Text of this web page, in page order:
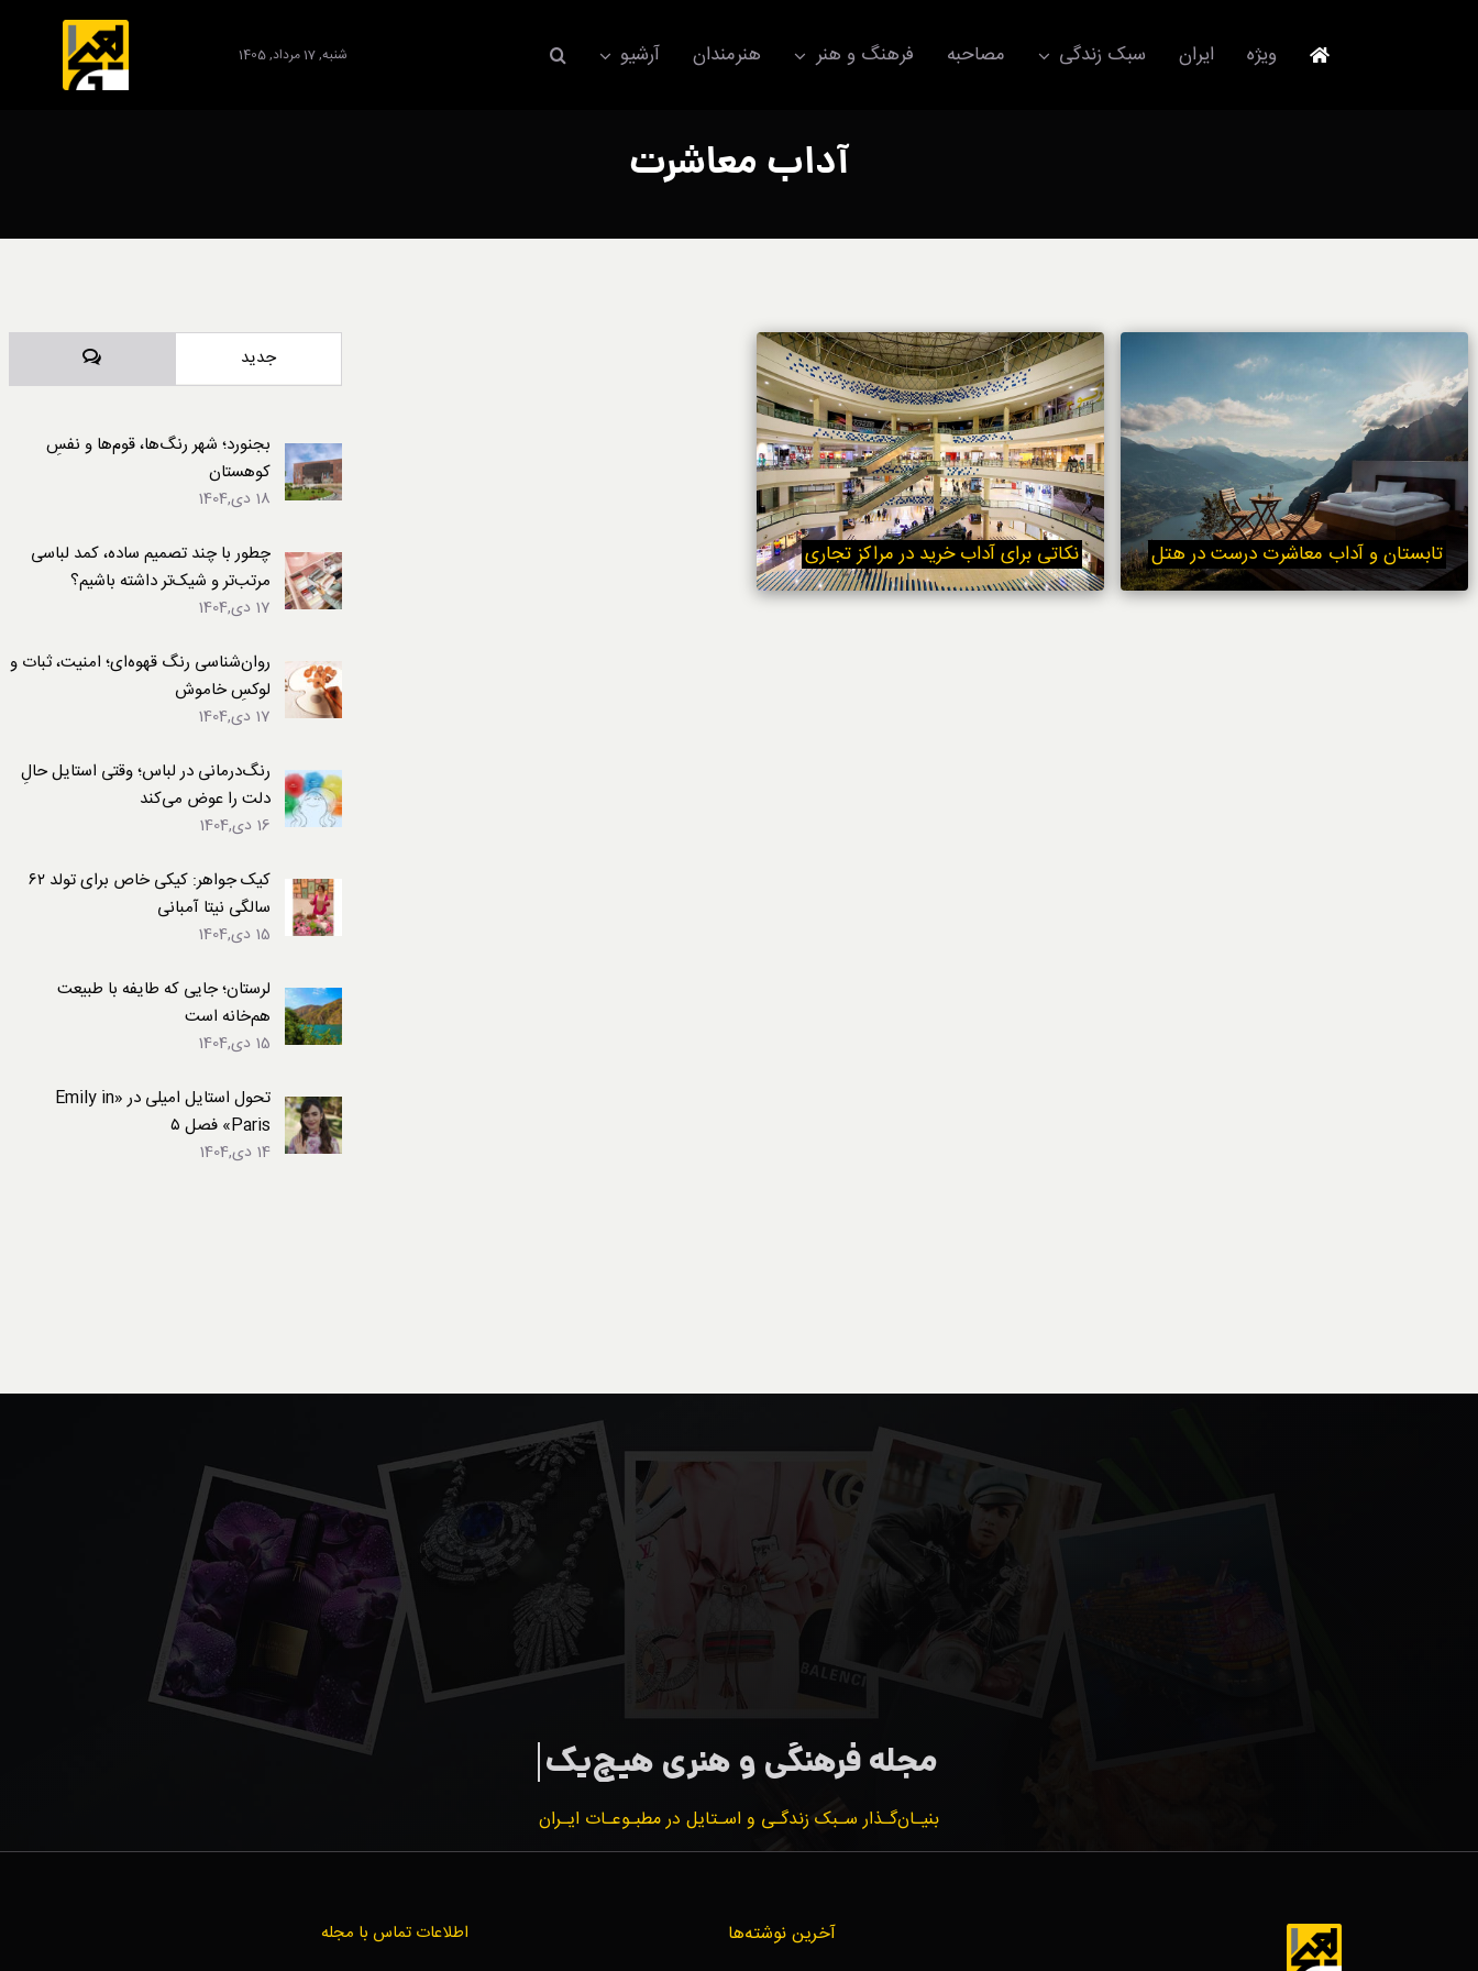
ویژه ایران سبک زندگی
استایل
آداب معاشرت
ورزش/ سلامت/ زیبایی
تکنولوژی
خودرو
خوردنی‌ها
استایل
مصاحبه فرهنگ و هنر هنرمندان آرشیو شنبه, 17 مرداد, 1405
آداب معاشرت
تابستان و آداب معاشرت درست در هتل نکاتی برای آداب خرید در مراکز تجاری
جدید دیدگاه‌ها
بجنورد؛ شهر رنگ‌ها، قوم‌ها و نفسِ
کوهستان
18 دی,1404
چطور با چند تصمیم ساده، کمد لباسی
مرتب‌تر و شیک‌تر داشته باشیم؟
17 دی,1404
روان‌شناسی رنگ قهوه‌ای؛ امنیت، ثبات و
لوکسِ خاموش
17 دی,1404
رنگ‌درمانی در لباس؛ وقتی استایل حالِ
دلت را عوض می‌کند
16 دی,1404
کیک جواهر: کیکی خاص برای تولد ۶۲
سالگی نیتا آمبانی
15 دی,1404
لرستان؛ جایی که طایفه با طبیعت
هم‌خانه است
15 دی,1404
تحول استایل امیلی در «Emily in
Paris» فصل ۵
14 دی,1404
بنیـان‌گـذار سـبک زندگـی و اسـتایل در مطبـوعـات ایـران
آخرین نوشته‌ها اطلاعات تماس با مجله